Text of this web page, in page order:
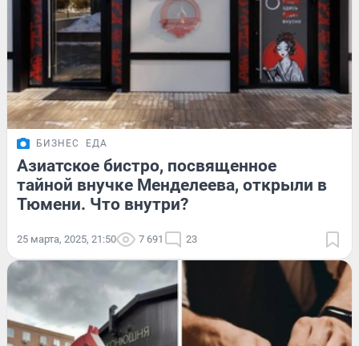
БИЗНЕС ЕДА
Азиатское бистро, посвященное
тайной внучке Менделеева, открыли в
Тюмени. Что внутри?
25 марта, 2025, 21:50 7 691 23